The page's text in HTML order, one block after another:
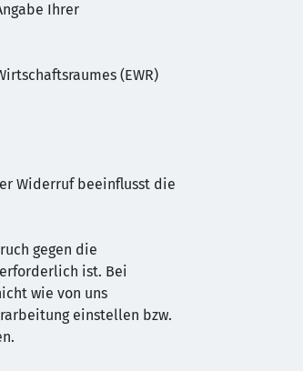
Ihrer
(EWR)
Widerruf beeinflusst die
gegen die
ist. Bei
wie von uns
einstellen bzw.